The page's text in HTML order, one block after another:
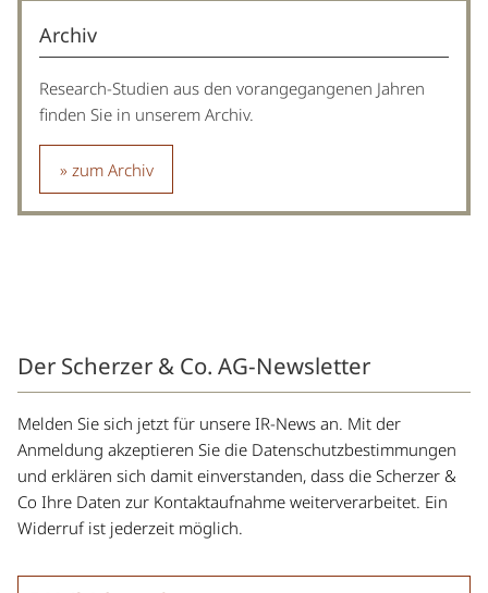
Archiv
Research-Studien aus den vorangegangenen Jahren
finden Sie in unserem Archiv.
zum Archiv
Der Scherzer & Co. AG-Newsletter
Melden Sie sich jetzt für unsere IR-News an. Mit der
Anmeldung akzeptieren Sie die Datenschutzbestimmungen
und erklären sich damit einverstanden, dass die Scherzer &
Co Ihre Daten zur Kontaktaufnahme weiterverarbeitet. Ein
Widerruf ist jederzeit möglich.